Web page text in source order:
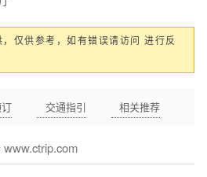
仅供参考，如有错误请访问 进行反
交通指引 相关推荐